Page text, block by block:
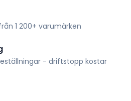
1 200+ varumärken
- driftstopp kostar